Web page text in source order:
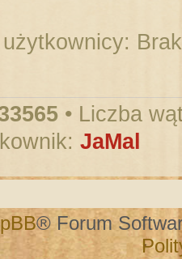
• Liczba
JaMal
® Forum